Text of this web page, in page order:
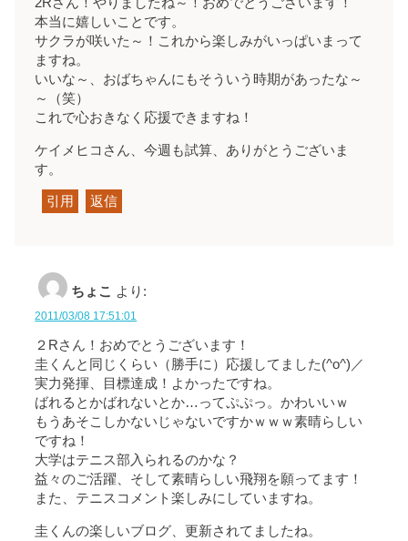
2Rさん！やりましたね～！おめでとうございます！
本当に嬉しいことです。
サクラが咲いた～！これから楽しみがいっぱいまって
ますね。
いいな～、おばちゃんにもそういう時期があったな～
～（笑）
これで心おきなく応援できますね！
ケイメヒコさん、今週も試算、ありがとうございま
す。
引用 返信
ちょこ より:
2011/03/08 17:51:01
２Rさん！おめでとうございます！
圭くんと同じくらい（勝手に）応援してました(^o^)／
実力発揮、目標達成！よかったですね。
ばれるとかばれないとか…ってぷぷっ。かわいいｗ
もうあそこしかないじゃないですかｗｗｗ素晴らしい
ですね！
大学はテニス部入られるのかな？
益々のご活躍、そして素晴らしい飛翔を願ってます！
また、テニスコメント楽しみにしていますね。
圭くんの楽しいブログ、更新されてましたね。